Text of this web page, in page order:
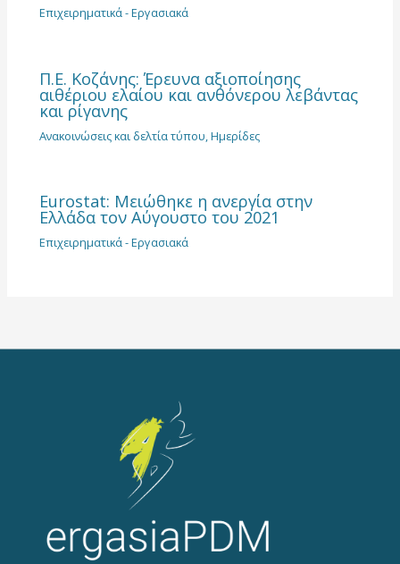
Επιχειρηματικά - Εργασιακά
Π.Ε. Κοζάνης: Έρευνα αξιοποίησης
αιθέριου ελαίου και ανθόνερου λεβάντας
και ρίγανης
Ανακοινώσεις και δελτία τύπου,Ημερίδες
Eurostat: Μειώθηκε η ανεργία στην
Ελλάδα τον Αύγουστο του 2021
Επιχειρηματικά - Εργασιακά